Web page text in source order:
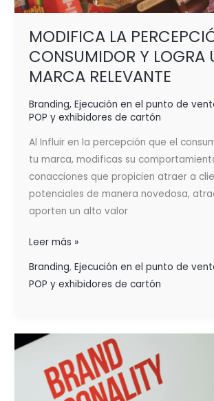
MODIFICA LA
CONSUMIDOR Y LOGRA
MARCA RELEVANTE
Branding, Ejecución en el punto de
POP y exhibidores de cartón
Al Influir en la percepción que el
tu marca, modificas su
conacciones que propicien atraer a
potenciales de manera novedosa,
aporten un alto valor
Leer más »
Branding, Ejecución en el punto de
POP y exhibidores de cartón
IDENTIDAD
MARCA
Y BRANDING: